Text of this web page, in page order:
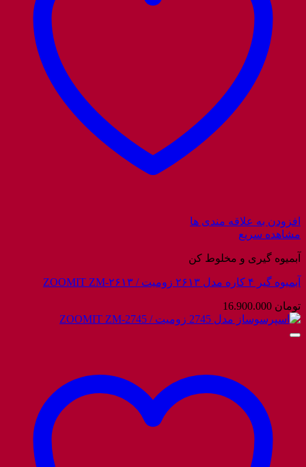
افزودن به علاقه مندی ها
مشاهده سریع
آبمیوه گیری و مخلوط کن
آبمیوه گیر ۴ کاره مدل ۲۶۱۳ زومیت / ZOOMIT ZM-۲۶۱۳
تومان